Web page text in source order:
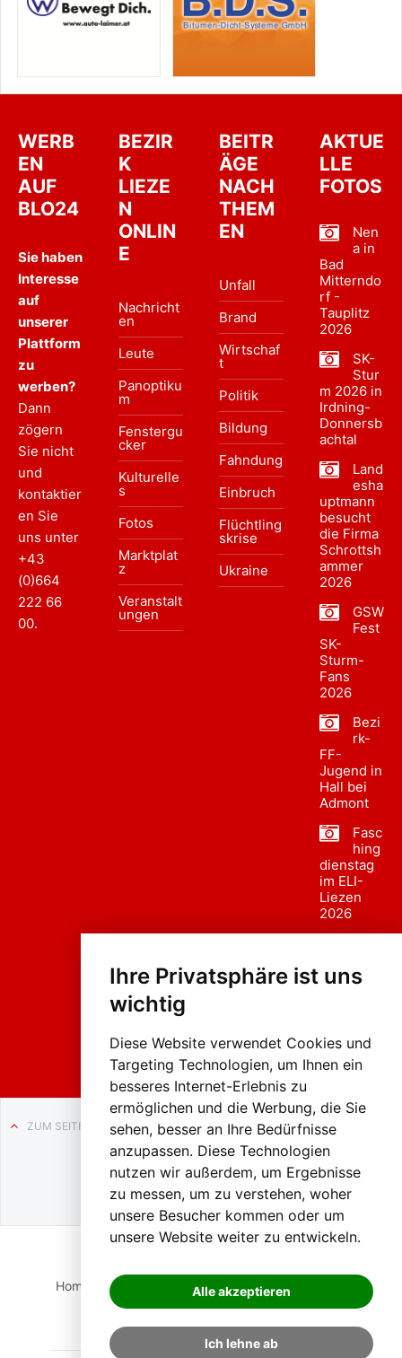
Ihre Privatsphäre ist uns
wichtig
Diese Website verwendet Cookies und
Targeting Technologien, um Ihnen ein
besseres Internet-Erlebnis zu
ermöglichen und die Werbung, die Sie
sehen, besser an Ihre Bedürfnisse
anzupassen. Diese Technologien
nutzen wir außerdem, um Ergebnisse
zu messen, um zu verstehen, woher
unsere Besucher kommen oder um
unsere Website weiter zu entwickeln.
Alle akzeptieren
Ich lehne ab
WERB
EN
AUF
BLO24
Sie haben
Interesse
auf
unserer
Plattform
zu
werben?
Dann
zögern
Sie nicht
und
kontaktier
en Sie
uns unter
+43
(0)664
222 66
00.
BEZIR
K
LIEZE
N
ONLIN
E
Nachricht
en
Leute
Panoptiku
m
Fenstergu
cker
Kulturelle
s
Fotos
Marktplat
z
Veranstalt
ungen
BEITR
ÄGE
NACH
THEM
EN
Unfall
Brand
Wirtschaf
t
Politik
Bildung
Fahndung
Einbruch
Flüchtling
skrise
Ukraine
AKTUE
LLE
FOTOS
Nen
a in
Bad
Mitterndo
rf -
Tauplitz
2026
SK-
Stur
m 2026 in
Irdning-
Donnersb
achtal
Land
esha
uptmann
besucht
die Firma
Schrottsh
ammer
2026
GSW
Fest
SK-
Sturm-
Fans
2026
Bezi
rk-
FF-
Jugend in
Hall bei
Admont
Fasc
hing
dienstag
im ELI-
Liezen
2026
sumzug
Liezen
ZUM SEITENANFANG
Auf BLO24.at werben?
+43 (0)664 2226600
Home Suche Login Impressum
Datenschutz